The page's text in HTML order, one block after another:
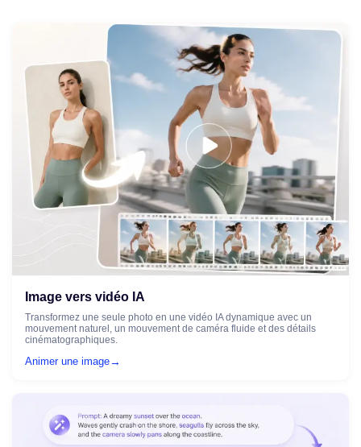
Image vers vidéo IA
Transformez une seule photo en une vidéo IA dynamique avec un
mouvement naturel, un mouvement de caméra fluide et des détails
cinématographiques.
Animer une image→